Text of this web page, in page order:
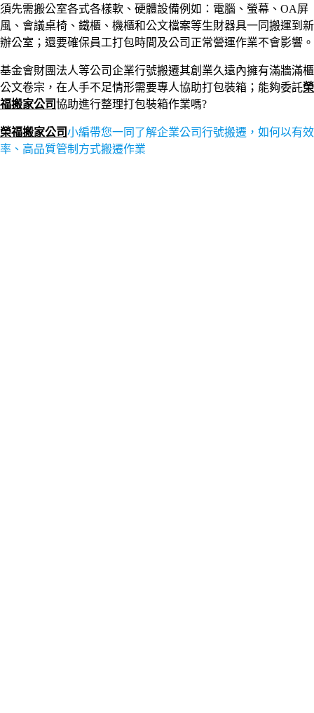
須先需搬公室各式各樣軟、硬體設備例如：電腦、螢幕、OA屏
風、會議桌椅、鐵櫃、機櫃和公文檔案等生財器具一同搬運到新
辦公室；還要確保員工打包時間及公司正常營運作業不會影響。
基金會財團法人等公司企業行號搬遷其創業久遠內擁有滿牆滿櫃
公文卷宗，在人手不足情形需要專人協助打包裝箱；能夠委託榮
福搬家公司協助進行整理打包裝箱作業嗎?
榮福搬家公司小編帶您一同了解企業公司行號搬遷，如何以有效
率、高品質管制方式搬遷作業